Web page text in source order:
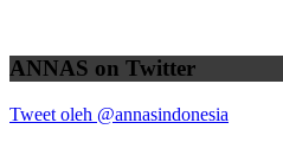
ANNAS on Twitter
Tweet oleh @annasindonesia